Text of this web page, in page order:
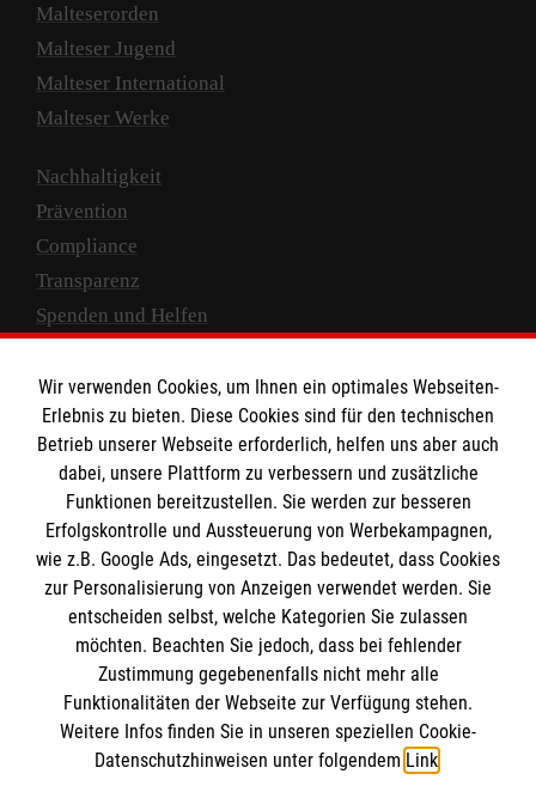
Malteserorden
Malteser Jugend
Malteser International
Malteser Werke
Nachhaltigkeit
Prävention
Compliance
Transparenz
Spenden und Helfen
Empfänger: Malteser Hilfsdienst e.V.
IBAN: DE10 3706 0120 1201 2000 12
BIC: GENODED 1PA7
Newsletter abonnieren
Wir verwenden Cookies, um Ihnen ein optimales Webseiten-
Erlebnis zu bieten. Diese Cookies sind für den technischen
Betrieb unserer Webseite erforderlich, helfen uns aber auch
dabei, unsere Plattform zu verbessern und zusätzliche
Funktionen bereitzustellen. Sie werden zur besseren
Erfolgskontrolle und Aussteuerung von Werbekampagnen,
wie z.B. Google Ads, eingesetzt. Das bedeutet, dass Cookies
zur Personalisierung von Anzeigen verwendet werden. Sie
entscheiden selbst, welche Kategorien Sie zulassen
möchten. Beachten Sie jedoch, dass bei fehlender
Zustimmung gegebenenfalls nicht mehr alle
Funktionalitäten der Webseite zur Verfügung stehen.
Weitere Infos finden Sie in unseren speziellen Cookie-
Datenschutzhinweisen unter folgendem Link.